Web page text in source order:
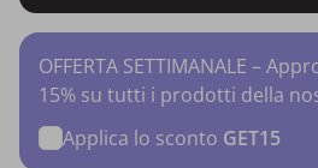
OFFERTA SETTIMANALE –
15% su tutti i prodotti della
Applica lo sconto GET15